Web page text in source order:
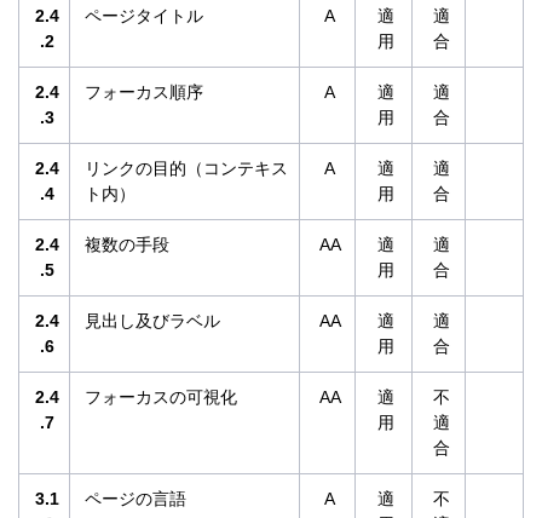
2.4
.2
ページタイトル A
適
用
適
合
2.4
.3
フォーカス順序 A
適
用
適
合
2.4
.4
リンクの目的（コンテキス
ト内）
A
適
用
適
合
2.4
.5
複数の手段 AA
適
用
適
合
2.4
.6
見出し及びラベル AA
適
用
適
合
2.4
.7
フォーカスの可視化 AA
適
用
不
適
合
3.1
ページの言語 A
適
不